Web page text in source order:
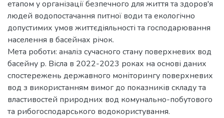
етапом у організації безпечного для життя та здоров'я
людей водопостачання питної води та екологічно
допустимих умов життєдіяльності та господарювання
населення в басейнах річок.
Мета роботи: аналіз сучасного стану поверхневих вод
басейну р. Вісла в 2022-2023 роках на основі даних
спостережень державного моніторингу поверхневих
вод з використанням вимог до показників складу та
властивостей природних вод комунально-побутового
та рибогосподарського водокористування.